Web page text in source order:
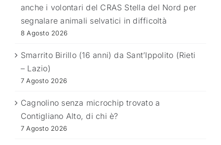
anche i volontari del CRAS Stella del Nord per
segnalare animali selvatici in difficoltà
8 Agosto 2026
Smarrito Birillo (16 anni) da Sant’Ippolito (Rieti
– Lazio)
7 Agosto 2026
Cagnolino senza microchip trovato a
Contigliano Alto, di chi è?
7 Agosto 2026